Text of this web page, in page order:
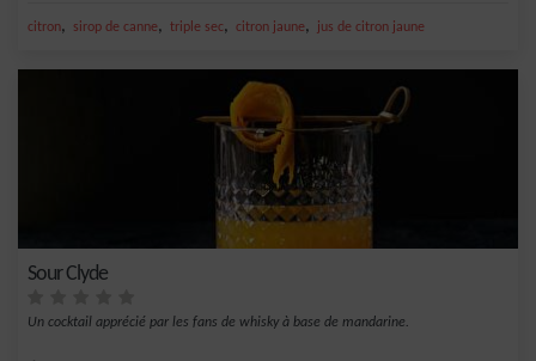
citron, sirop de canne, triple sec, citron jaune, jus de citron jaune
Sour Clyde
Un cocktail apprécié par les fans de whisky à base de mandarine.